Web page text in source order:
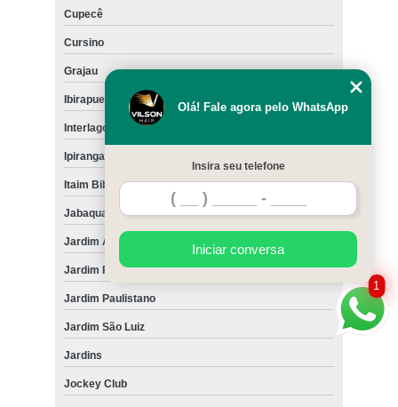
Cupecê
Cursino
Grajau
Ibirapuera
Interlagos
Ipiranga
Itaim Bibi
Jabaquara
Jardim América
Jardim Paulista
Jardim Paulistano
Jardim São Luiz
Jardins
Jockey Club
1
Olá! Fale agora pelo WhatsApp
Insira seu telefone
Iniciar conversa